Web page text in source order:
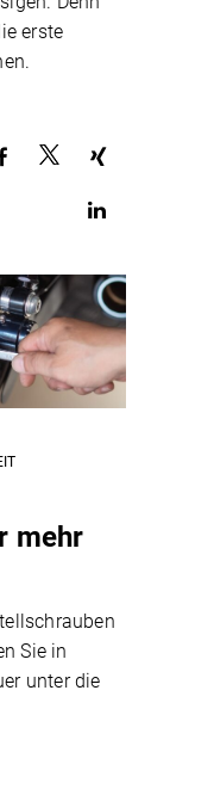
erste
mehr
Sie in
unter die